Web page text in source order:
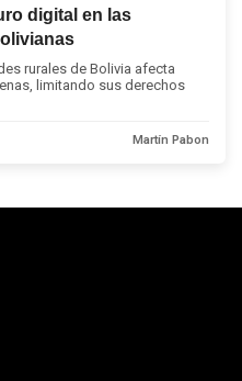
digital en las
rurales de Bolivia afecta
limitando sus derechos
Martín Pabon